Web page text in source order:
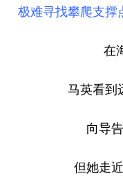
极难寻找攀爬支撑
在
马英看到
向导
但她走